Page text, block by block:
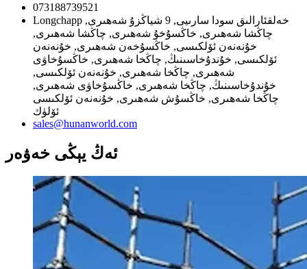
073188739521
Longchapp خەلقئارالىق سودا سارىيى, 9 شياڭزۇ شەھىرى,
چاڭشا شەھىرى, خاڭسۇخۇ شەھىرى, چاڭشا شەھىرى,
خۇنەنەن ئۆلكىسى, خاڭسۇخەن شەھىرى, خۇنەنەن
ئۆلكىسى, خۇندۇخاسىنىڭ, چاڭخا شەھىرى, خاڭسۇخاۋى
شەھىرى, چاڭخا شەھىرى, خۇنەنەن ئۆلكىسى,
خۇندۇخاسىنىڭ, چاڭخا شەھىرى, خاڭسۇخاۋى شەھىرى,
چاڭخا شەھىرى, خاڭسۇش شەھىرى, خۇنەنەن ئۆلكىسى
ئۆلۈك
sales@hunanworld.com
ئەڭ يېڭى خەۋەر